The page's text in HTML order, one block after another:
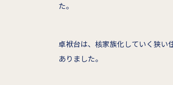
た。
卓袱台は、核家族化していく狭い
ありました。